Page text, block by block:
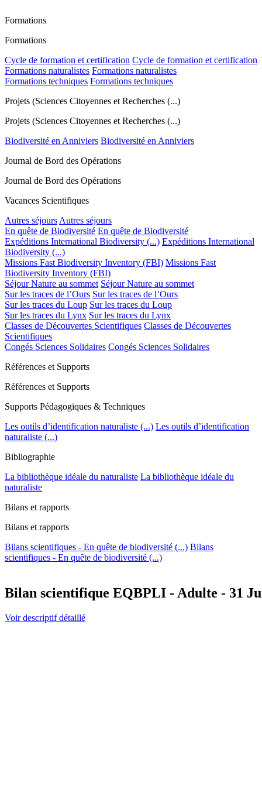
Formations
Formations
Cycle de formation et certification Cycle de formation et certification
Formations naturalistes Formations naturalistes
Formations techniques Formations techniques
Projets (Sciences Citoyennes et Recherches (...)
Projets (Sciences Citoyennes et Recherches (...)
Biodiversité en Anniviers Biodiversité en Anniviers
Journal de Bord des Opérations
Journal de Bord des Opérations
Vacances Scientifiques
Autres séjours Autres séjours
En quête de Biodiversité En quête de Biodiversité
Expéditions International Biodiversity (...) Expéditions International
Biodiversity (...)
Missions Fast Biodiversity Inventory (FBI) Missions Fast
Biodiversity Inventory (FBI)
Séjour Nature au sommet Séjour Nature au sommet
Sur les traces de l’Ours Sur les traces de l’Ours
Sur les traces du Loup Sur les traces du Loup
Sur les traces du Lynx Sur les traces du Lynx
Classes de Découvertes Scientifiques Classes de Découvertes
Scientifiques
Congés Sciences Solidaires Congés Sciences Solidaires
Références et Supports
Références et Supports
Supports Pédagogiques & Techniques
Les outils d’identification naturaliste (...) Les outils d’identification
naturaliste (...)
Bibliographie
La bibliothèque idéale du naturaliste La bibliothèque idéale du
naturaliste
Bilans et rapports
Bilans et rapports
Bilans scientifiques - En quête de biodiversité (...) Bilans
scientifiques - En quête de biodiversité (...)
Bilan scientifique EQBPLI - Adulte - 31
Voir descriptif détaillé